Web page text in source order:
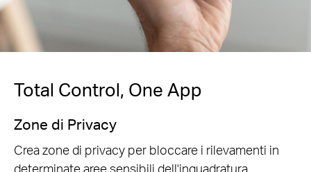
Total Control, One App
Zone di Privacy
Crea zone di privacy per bloccare i rilevamenti in
determinate aree sensibili dell'inquadratura.